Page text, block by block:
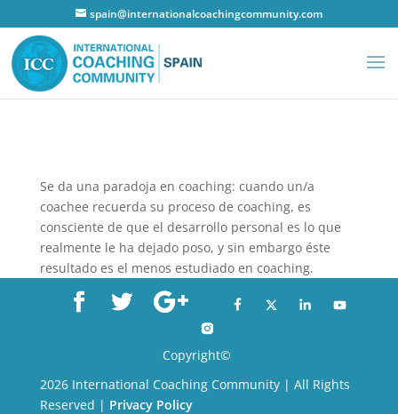
spain@internationalcoachingcommunity.com
Se da una paradoja en coaching: cuando un/a
coachee recuerda su proceso de coaching, es
consciente de que el desarrollo personal es lo que
realmente le ha dejado poso, y sin embargo éste
resultado es el menos estudiado en coaching.
Copyright©
2026 International Coaching Community | All Rights
Reserved | Privacy Policy